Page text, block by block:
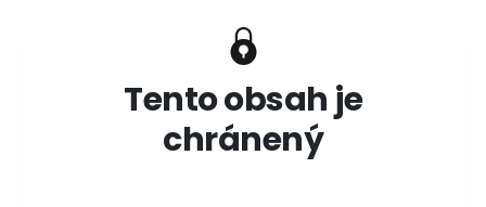
Tento obsah je
chránený